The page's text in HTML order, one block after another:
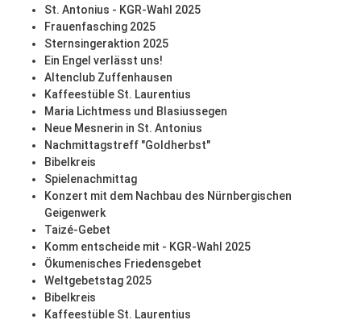
St. Antonius - KGR-Wahl 2025
Frauenfasching 2025
Sternsingeraktion 2025
Ein Engel verlässt uns!
Altenclub Zuffenhausen
Kaffeestüble St. Laurentius
Maria Lichtmess und Blasiussegen
Neue Mesnerin in St. Antonius
Nachmittagstreff "Goldherbst"
Bibelkreis
Spielenachmittag
Konzert mit dem Nachbau des Nürnbergischen
Geigenwerk
Taizé-Gebet
Komm entscheide mit - KGR-Wahl 2025
Ökumenisches Friedensgebet
Weltgebetstag 2025
Bibelkreis
Kaffeestüble St. Laurentius